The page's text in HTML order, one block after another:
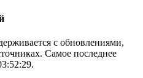
с обновлениями,
Самое последнее